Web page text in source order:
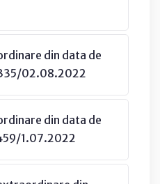
din data de
02.08.2022
din data de
1.07.2022